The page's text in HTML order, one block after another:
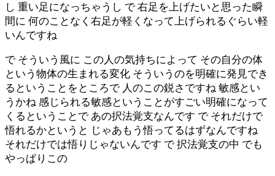
し 重い足になっちゃうし で 右足を上げたいと思った瞬
間に 何のことなく右足が軽くなって上げられるぐらい軽
いんですね
で そういう風に この人の気持ちによって その自分の体
という物体の生まれる変化 そういうのを明確に発見でき
るということをところで 人のこの鋭さですね 敏感とい
うかね 感じられる敏感ということがすごい明確になって
くるということで あの択法覚支なんです で それだけで
悟れるかというと じゃあもう悟ってるはずなんですね
それだけでは悟りじゃないんです で 択法覚支の中 でも
やっぱりこの